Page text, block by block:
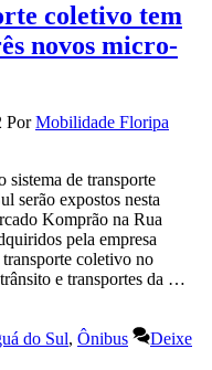
coletivo tem
novos micro-
PorMobilidade Floripa
sistema de transporte
serão expostos nesta
Komprão na Rua
pela empresa
coletivo no
e transportes da …
do Sul, Ônibus
Deixe